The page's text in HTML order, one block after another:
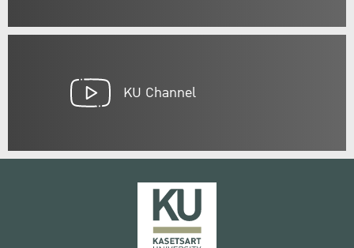
KU Channel